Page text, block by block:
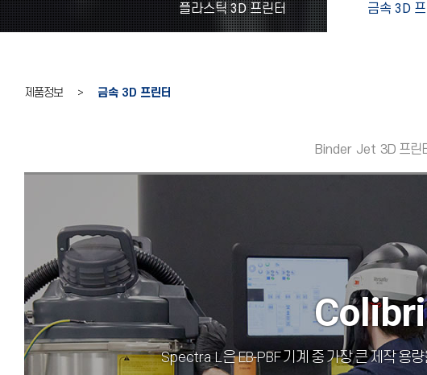
플라스틱 3D 프린터 금속 3D
제품정보 > 금속 3D 프린터
Binder Jet 3D 프린
Colibri
Spectra L은 EB-PBF 기계 중 가장 큰 제작 용